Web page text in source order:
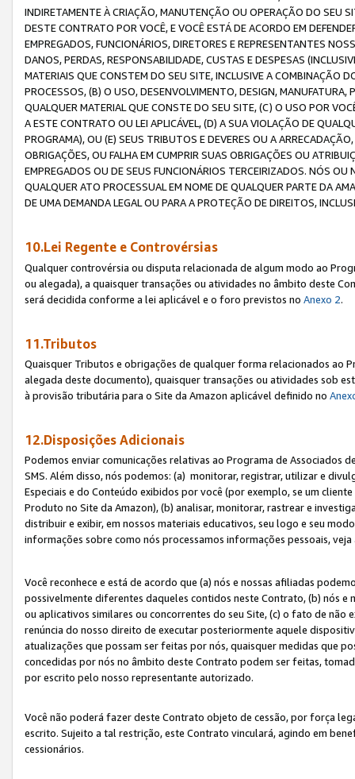
INDIRETAMENTE À CRIAÇÃO, MANUTENÇÃO OU OPERAÇÃO DO SEU
DESTE CONTRATO POR VOCÊ, E VOCÊ ESTÁ DE ACORDO EM
EMPREGADOS, FUNCIONÁRIOS, DIRETORES E REPRESENTANTES
DANOS, PERDAS, RESPONSABILIDADE, CUSTAS E DESPESAS
MATERIAIS QUE CONSTEM DO SEU SITE, INCLUSIVE A COMBINAÇÃO
PROCESSOS, (B) O USO, DESENVOLVIMENTO, DESIGN,
QUALQUER MATERIAL QUE CONSTE DO SEU SITE, (C) O USO POR
A ESTE CONTRATO OU LEI APLICÁVEL, (D) A SUA VIOLAÇÃO DE
PROGRAMA), OU (E) SEUS TRIBUTOS E DEVERES OU A
OBRIGAÇÕES, OU FALHA EM CUMPRIR SUAS OBRIGAÇÕES OU
EMPREGADOS OU DE SEUS FUNCIONÁRIOS TERCEIRIZADOS. NÓS
QUALQUER ATO PROCESSUAL EM NOME DE QUALQUER PARTE DA
DE UMA DEMANDA LEGAL OU PARA A PROTEÇÃO DE DIREITOS,
10.Lei Regente e Controvérsias
Qualquer controvérsia ou disputa relacionada de algum modo ao
ou alegada), a quaisquer transações ou atividades no âmbito deste
será decidida conforme a lei aplicável e o foro previstos no Anexo 2.
11.Tributos
Quaisquer Tributos e obrigações de qualquer forma relacionados ao
alegada deste documento), quaisquer transações ou atividades sob
à provisão tributária para o Site da Amazon aplicável definido no
12.Disposições Adicionais
Podemos enviar comunicações relativas ao Programa de Associados
SMS. Além disso, nós podemos: (a) monitorar, registrar, utilizar e
Especiais e do Conteúdo exibidos por você (por exemplo, se um
Produto no Site da Amazon), (b) analisar, monitorar, rastrear e
distribuir e exibir, em nossos materiais educativos, seu logo e seu
informações sobre como nós processamos informações pessoais,
Você reconhece e está de acordo que (a) nós e nossas afiliadas
possivelmente diferentes daqueles contidos neste Contrato, (b) nós
ou aplicativos similares ou concorrentes do seu Site, (c) o fato de
renúncia do nosso direito de executar posteriormente aquele
atualizações que possam ser feitas por nós, quaisquer medidas que
concedidas por nós no âmbito deste Contrato podem ser feitas,
por escrito pelo nosso representante autorizado.
Você não poderá fazer deste Contrato objeto de cessão, por força
escrito. Sujeito a tal restrição, este Contrato vinculará, agindo em
cessionários.